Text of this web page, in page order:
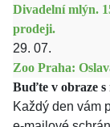
Divadelní mlýn.
prodeji.
29. 07.
Zoo Praha:
Buďte v obraze s
Každý den vám